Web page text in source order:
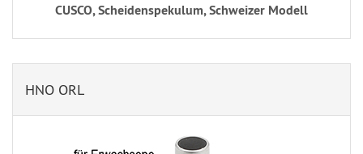
CUSCO, Scheidenspekulum, Schweizer Modell
HNO ORL